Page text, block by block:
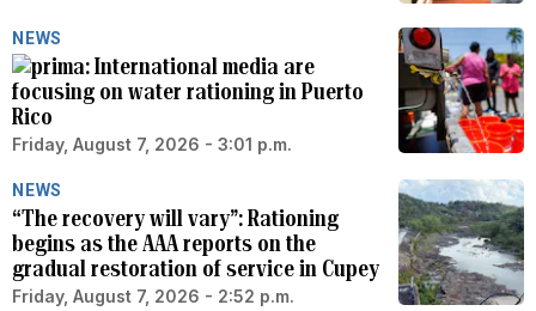
NEWS
International media are
focusing on water rationing in Puerto
Rico
Friday, August 7, 2026 - 3:01 p.m.
NEWS
“The recovery will vary”: Rationing
begins as the AAA reports on the
gradual restoration of service in Cupey
Friday, August 7, 2026 - 2:52 p.m.